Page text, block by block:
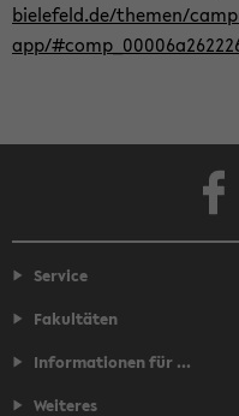
bielefeld.de/themen/
app/
Service
Fakultäten
Informationen für ...
Weiteres